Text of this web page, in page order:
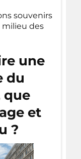
souvenirs
milieu des
une
du
que
et
?